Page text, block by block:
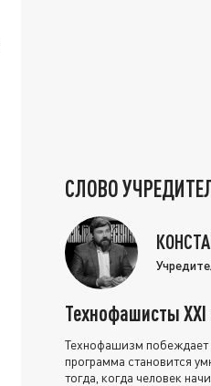
СЛОВО
Технофашисты XXI
Технофашизм побеждает
программа становится
тогда, когда человек